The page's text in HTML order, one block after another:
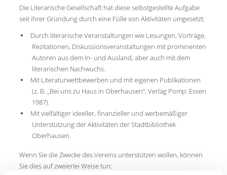
Die Literarische Gesellschaft hat diese selbstgestellte Aufgabe
seit ihrer Gründung durch eine Fülle von Aktivitäten umgesetzt:
Durch literarische Veranstaltungen wie Lesungen, Vorträge,
Rezitationen, Diskussionsveranstaltungen mit prominenten
Autoren aus dem In- und Ausland, aber auch mit dem
literarischen Nachwuchs.
Mit Literaturwettbewerben und mit eigenen Publikationen
(z. B. „Bei uns zu Haus in Oberhausen“, Verlag Pomp: Essen
1987).
Mit vielfältiger ideeller, finanzieller und werbemäßiger
Unterstützung der Aktivitäten der Stadtbibliothek
Oberhausen.
Wenn Sie die Zwecke des Vereins unterstützen wollen, können
Sie dies auf zweierlei Weise tun: